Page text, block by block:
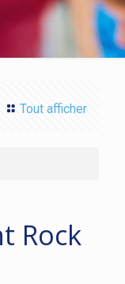
Tout afficher
Rock